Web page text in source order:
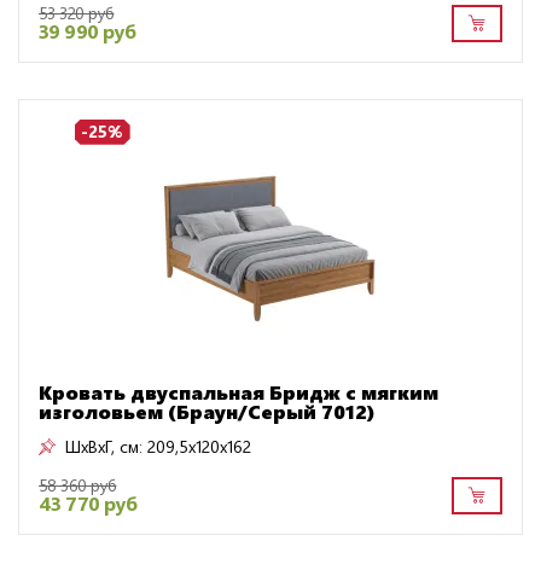
53 320 руб
39 990 руб
-25%
Кровать двуспальная Бридж с мягким
изголовьем (Браун/Серый 7012)
ШxВxГ, см: 209,5x120x162
58 360 руб
43 770 руб